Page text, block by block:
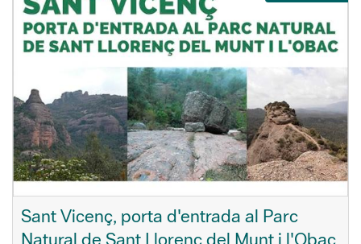
Sant Vicenç, porta d'entrada al Parc
Natural de Sant Llorenç del Munt i l'Obac